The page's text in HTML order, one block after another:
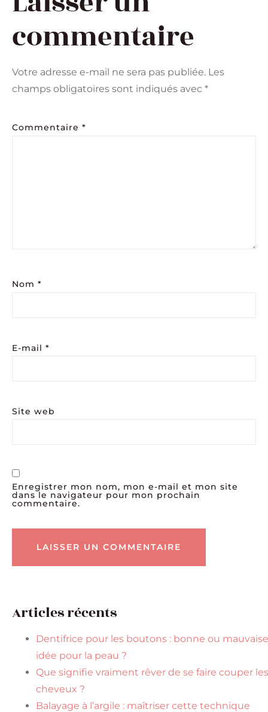
commentaire
Votre adresse e-mail ne sera pas publiée. Les
champs obligatoires sont indiqués avec *
Commentaire *
Nom *
E-mail *
Site web
Enregistrer mon nom, mon e-mail et mon site
dans le navigateur pour mon prochain
commentaire.
Articles récents
Dentifrice pour les boutons : bonne ou mauvaise
idée pour la peau ?
Que signifie vraiment rêver de se faire couper les
cheveux ?
Balayage à l’argile : maîtriser cette technique